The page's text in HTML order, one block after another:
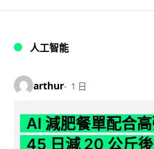
人工智能
arthur 1 日
AI 減肥餐單配合
45 日減 20 公斤